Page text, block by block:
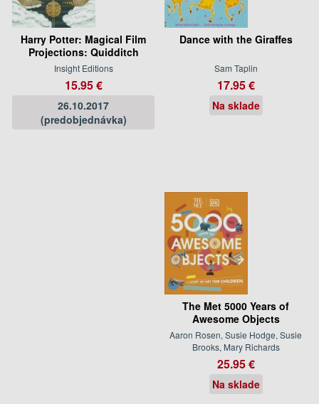
Harry Potter: Magical Film
Projections: Quidditch
Insight Editions
15.95 €
26.10.2017
(predobjednávka)
Dance with the Giraffes
Sam Taplin
17.95 €
Na sklade
The Met 5000 Years of
Awesome Objects
Aaron Rosen, Susie Hodge, Susie
Brooks, Mary Richards
25.95 €
Na sklade